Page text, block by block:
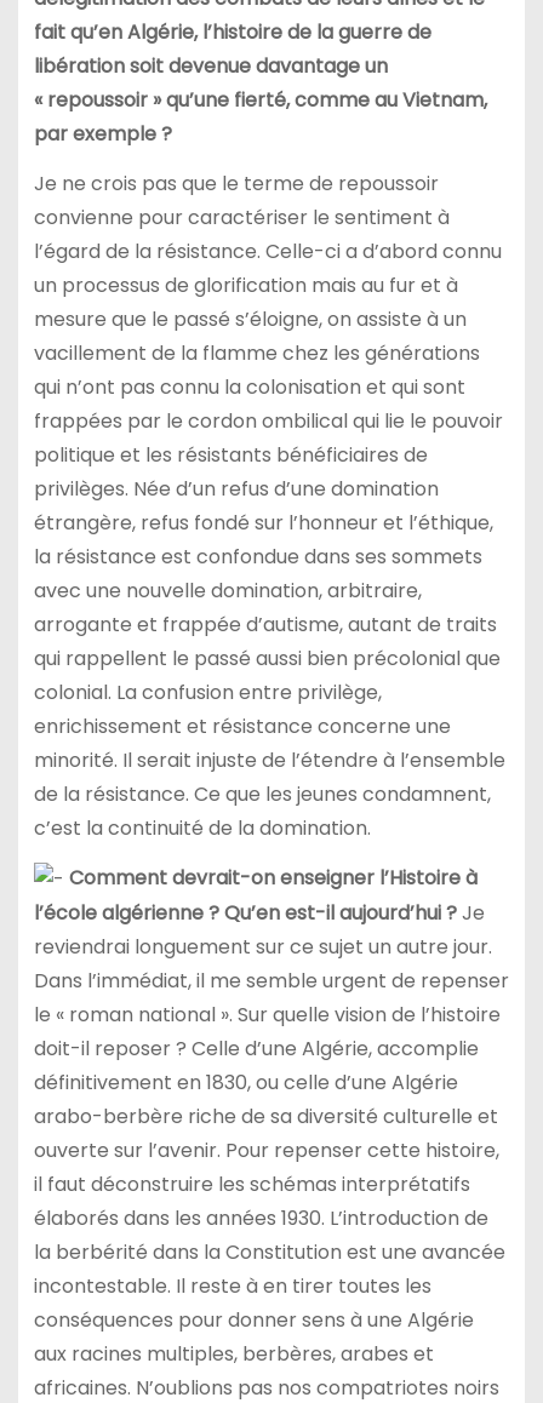
fait qu’en Algérie, l’histoire de la guerre de
libération soit devenue davantage un
« repoussoir » qu’une fierté, comme au Vietnam,
par exemple ?
Je ne crois pas que le terme de repoussoir
convienne pour caractériser le sentiment à
l’égard de la résistance. Celle-ci a d’abord connu
un processus de glorification mais au fur et à
mesure que le passé s’éloigne, on assiste à un
vacillement de la flamme chez les générations
qui n’ont pas connu la colonisation et qui sont
frappées par le cordon ombilical qui lie le pouvoir
politique et les résistants bénéficiaires de
privilèges. Née d’un refus d’une domination
étrangère, refus fondé sur l’honneur et l’éthique,
la résistance est confondue dans ses sommets
avec une nouvelle domination, arbitraire,
arrogante et frappée d’autisme, autant de traits
qui rappellent le passé aussi bien précolonial que
colonial. La confusion entre privilège,
enrichissement et résistance concerne une
minorité. Il serait injuste de l’étendre à l’ensemble
de la résistance. Ce que les jeunes condamnent,
c’est la continuité de la domination.
Comment devrait-on enseigner l’Histoire à
l’école algérienne ? Qu’en est-il aujourd’hui ?Je
reviendrai longuement sur ce sujet un autre jour.
Dans l’immédiat, il me semble urgent de repenser
le « roman national ». Sur quelle vision de l’histoire
doit-il reposer ? Celle d’une Algérie, accomplie
définitivement en 1830, ou celle d’une Algérie
arabo-berbère riche de sa diversité culturelle et
ouverte sur l’avenir. Pour repenser cette histoire,
il faut déconstruire les schémas interprétatifs
élaborés dans les années 1930. L’introduction de
la berbérité dans la Constitution est une avancée
incontestable. Il reste à en tirer toutes les
conséquences pour donner sens à une Algérie
aux racines multiples, berbères, arabes et
africaines. N’oublions pas nos compatriotes noirs